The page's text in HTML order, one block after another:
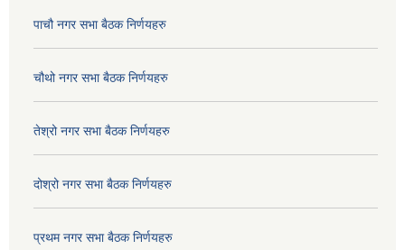
पाचौ नगर सभा बैठक निर्णयहरु
चौथो नगर सभा बैठक निर्णयहरु
तेश्रो नगर सभा बैठक निर्णयहरु
दोश्रो नगर सभा बैठक निर्णयहरु
प्रथम नगर सभा बैठक निर्णयहरु